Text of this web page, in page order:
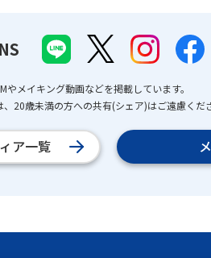
メイキング動画などを掲載しています。
20歳未満の方への共有(シェア)はご遠慮くだ
ア一覧